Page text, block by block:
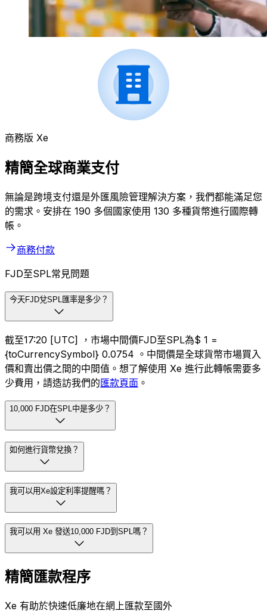
商務版 Xe
精簡全球商業支付
無論是跨境支付還是外匯風險管理解決方案，我們都能滿足您
的需求。安排在 190 多個國家使用 130 多種貨幣進行國際轉
帳。
商務付款
FJD至SPL常見問題
今天FJD兌SPL匯率是多少？
截至17:20 [UTC] ，市場中間價FJD至SPL為$ 1 =
{toCurrencySymbol} 0.0754 。中間價是全球貨幣市場買入
價和賣出價之間的中間值。想了解使用 Xe 進行此轉帳需要多
少費用，請造訪我們的匯款頁面 。
10,000 FJD在SPL中是多少？
如何進行貨幣兌換？
我可以用Xe設定利率提醒嗎？
我可以用 Xe 發送10,000 FJD到SPL嗎？
精簡匯款程序
Xe 有助於快速低廉地在網上匯款至國外